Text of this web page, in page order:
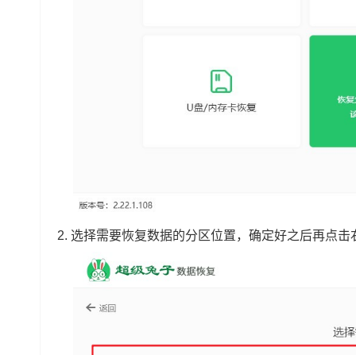
2. 选择需要恢复数据的分区位置，确定好之后再点击